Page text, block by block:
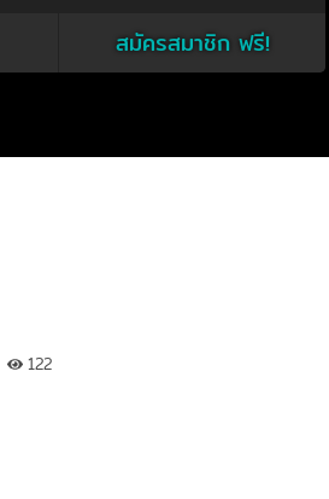
สมัครสมาชิก ฟรี!
122